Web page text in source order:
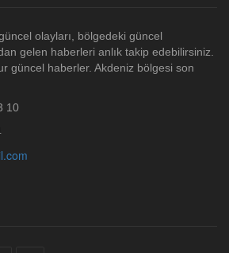
olayları, bölgedeki güncel
gelen haberleri anlık takip edebilirsiniz.
güncel haberler. Akdeniz bölgesi son
10